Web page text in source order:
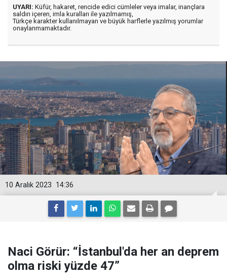
UYARI: Küfür, hakaret, rencide edici cümleler veya imalar, inançlara
saldırı içeren, imla kuralları ile yazılmamış,
Türkçe karakter kullanılmayan ve büyük harflerle yazılmış yorumlar
onaylanmamaktadır.
14:36
10 Aralık 2023
Naci Görür: “İstanbul'da her an deprem
olma riski yüzde 47”